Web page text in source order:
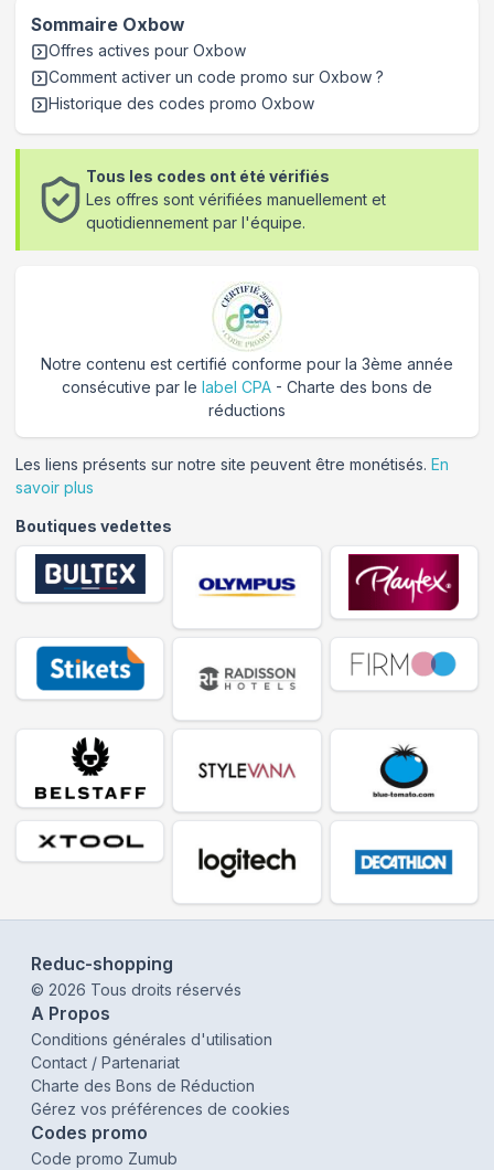
Sommaire Oxbow
Offres actives pour Oxbow
Comment activer un code promo sur Oxbow ?
Historique des codes promo Oxbow
Tous les codes ont été vérifiés
Les offres sont vérifiées manuellement et
quotidiennement par l'équipe.
Notre contenu est certifié conforme pour la 3ème année
consécutive par le label CPA - Charte des bons de
réductions
Les liens présents sur notre site peuvent être monétisés. En
savoir plus
Boutiques vedettes
Reduc-shopping
© 2026 Tous droits réservés
A Propos
Conditions générales d'utilisation
Contact / Partenariat
Charte des Bons de Réduction
Gérez vos préférences de cookies
Codes promo
Code promo Zumub